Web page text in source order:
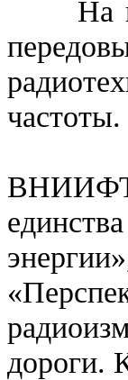
На
частоты.
В
дороги.